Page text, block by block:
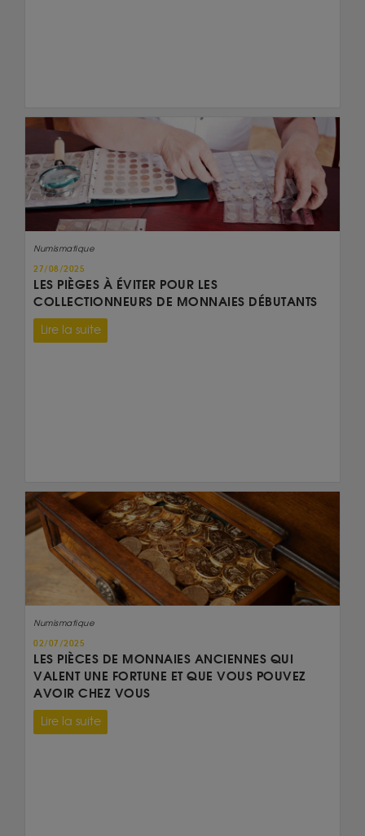
Numismatique
27/08/2025
LES PIÈGES À ÉVITER POUR LES
COLLECTIONNEURS DE MONNAIES DÉBUTANTS
Lire la suite
Numismatique
02/07/2025
LES PIÈCES DE MONNAIES ANCIENNES QUI
VALENT UNE FORTUNE ET QUE VOUS POUVEZ
AVOIR CHEZ VOUS
Lire la suite